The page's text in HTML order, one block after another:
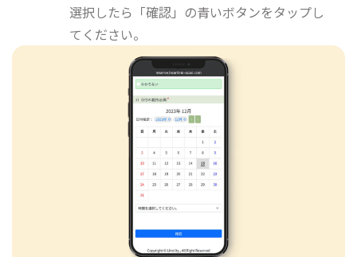
選択したら「確認」の青いボタンをタップし
てください。